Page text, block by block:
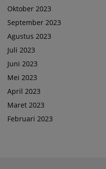
Oktober 2023
September 2023
Agustus 2023
Juli 2023
Juni 2023
Mei 2023
April 2023
Maret 2023
Februari 2023